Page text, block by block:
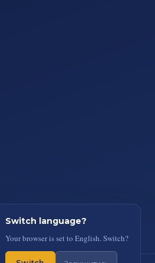
Switch language?
Your browser is set to English. Switch?